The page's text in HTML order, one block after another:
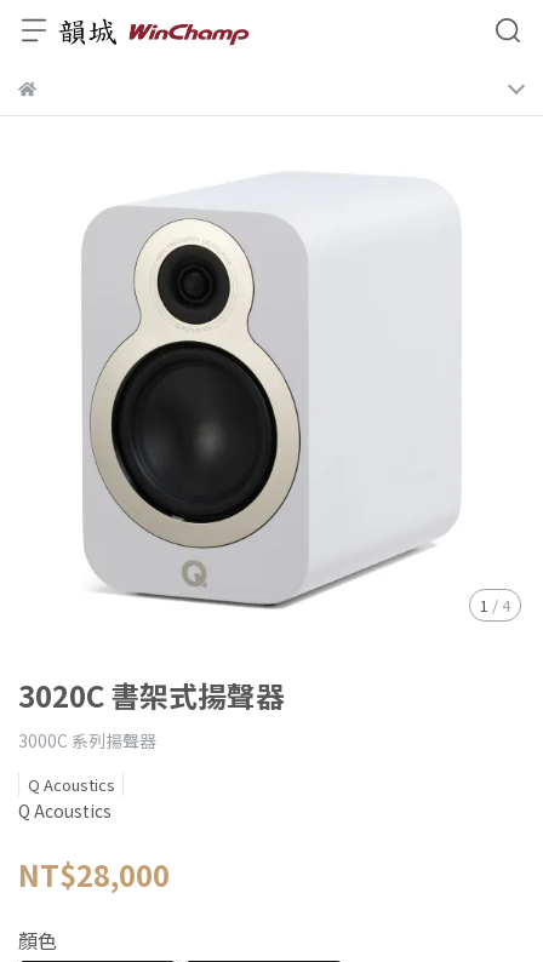
1 / 4
3020C 書架式揚聲器
3000C 系列揚聲器
Q Acoustics
Q Acoustics
NT$28,000
顏色